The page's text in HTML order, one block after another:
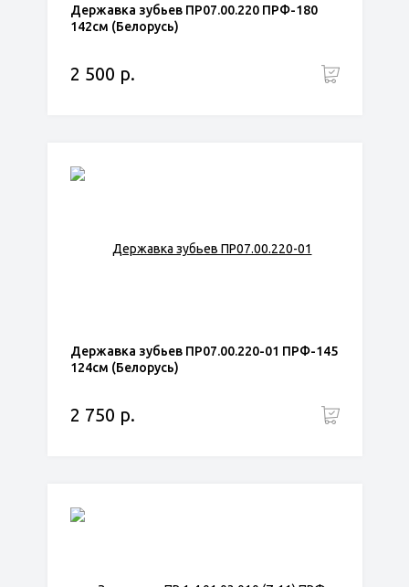
Державка зубьев ПР07.00.220 ПРФ-180
142см (Белорусь)
2 500 р.
Державка зубьев ПР07.00.220-01 ПРФ-145
124см (Белорусь)
2 750 р.